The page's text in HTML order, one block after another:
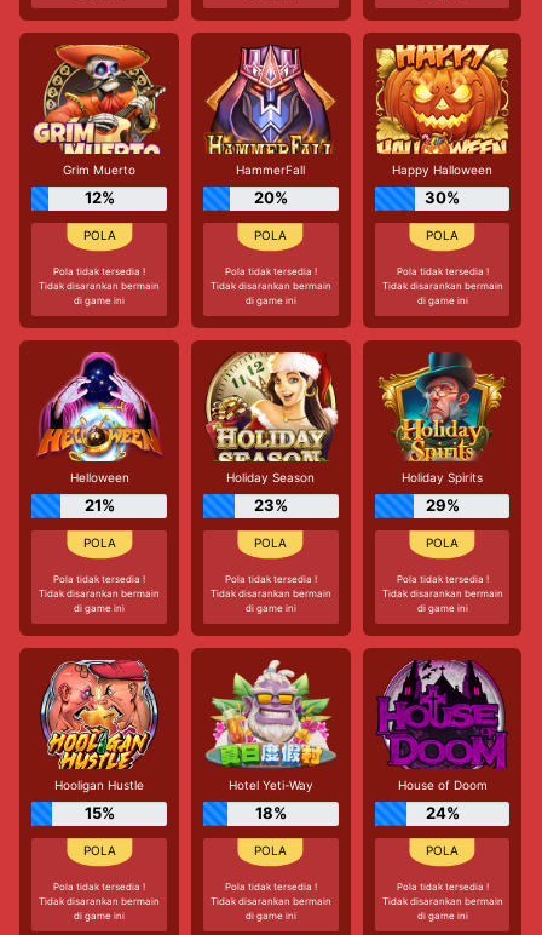
Grim Muerto
12%
Pola tidak tersedia !
Tidak disarankan bermain
di game ini
HammerFall
20%
Pola tidak tersedia !
Tidak disarankan bermain
di game ini
Happy Halloween
30%
Pola tidak tersedia !
Tidak disarankan bermain
di game ini
Helloween
21%
Pola tidak tersedia !
Tidak disarankan bermain
di game ini
Holiday Season
23%
Pola tidak tersedia !
Tidak disarankan bermain
di game ini
Holiday Spirits
29%
Pola tidak tersedia !
Tidak disarankan bermain
di game ini
Hooligan Hustle
15%
Pola tidak tersedia !
Tidak disarankan bermain
di game ini
Hotel Yeti-Way
18%
Pola tidak tersedia !
Tidak disarankan bermain
di game ini
House of Doom
24%
Pola tidak tersedia !
Tidak disarankan bermain
di game ini